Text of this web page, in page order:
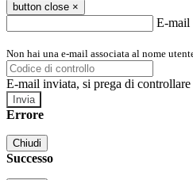
button close ×
E-mail
Non hai una e-mail associata al nome
E-mail inviata, si prega di
Errore
Chiudi
Successo